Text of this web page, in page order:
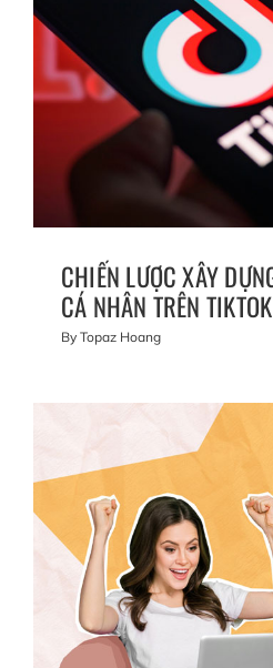
CHIẾN LƯỢC XÂY
CÁ NHÂN TRÊN TIKTOK
By Topaz Hoang